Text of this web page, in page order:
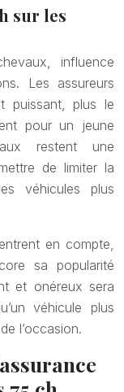
sur les
influence
Les assureurs
puissant, plus le
pour un jeune
restent une
de limiter la
véhicules plus
en compte,
sa popularité
et onéreux sera
véhicule plus
l’occasion.